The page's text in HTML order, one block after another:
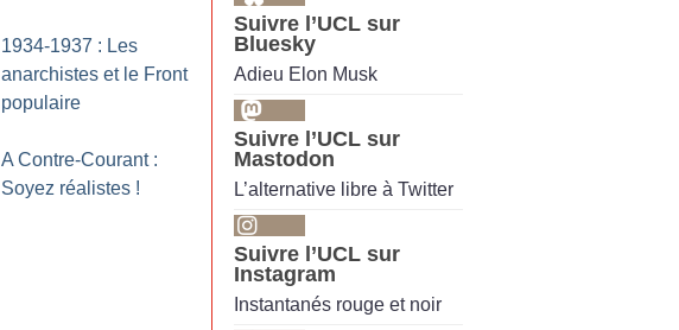
1934-1937 : Les
anarchistes et le Front
populaire
A Contre-Courant :
Soyez réalistes !
Suivre l’UCL sur
Bluesky
Adieu Elon Musk
Suivre l’UCL sur
Mastodon
L’alternative libre à Twitter
Suivre l’UCL sur
Instagram
Instantanés rouge et noir